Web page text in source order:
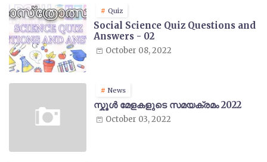
Quiz
Social Science Quiz Questions and
Answers - 02
October 08, 2022
News
സ്കൂൾ മേളകളുടെ സമയക്രമം 2022
October 03, 2022